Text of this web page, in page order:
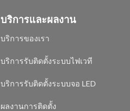
บริการและผลงาน
บริการของเรา
บริการรับติดตั้งระบบไฟเวที
บริการรับติดตั้งระบบจอ LED
ผลงานการติดตั้ง